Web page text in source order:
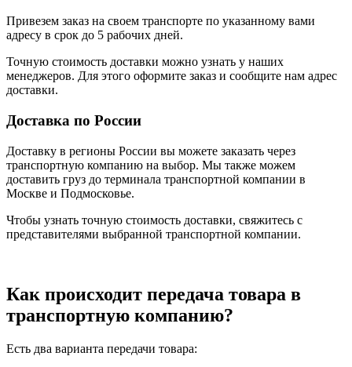
Привезем заказ на своем транспорте по указанному вами
адресу в срок до 5 рабочих дней.
Точную стоимость доставки можно узнать у наших
менеджеров. Для этого оформите заказ и сообщите нам адрес
доставки.
Доставка по России
Доставку в регионы России вы можете заказать через
транспортную компанию на выбор. Мы также можем
доставить груз до терминала транспортной компании в
Москве и Подмосковье.
Чтобы узнать точную стоимость доставки, свяжитесь с
представителями выбранной транспортной компании.
Как происходит передача товара в
транспортную компанию?
Есть два варианта передачи товара: